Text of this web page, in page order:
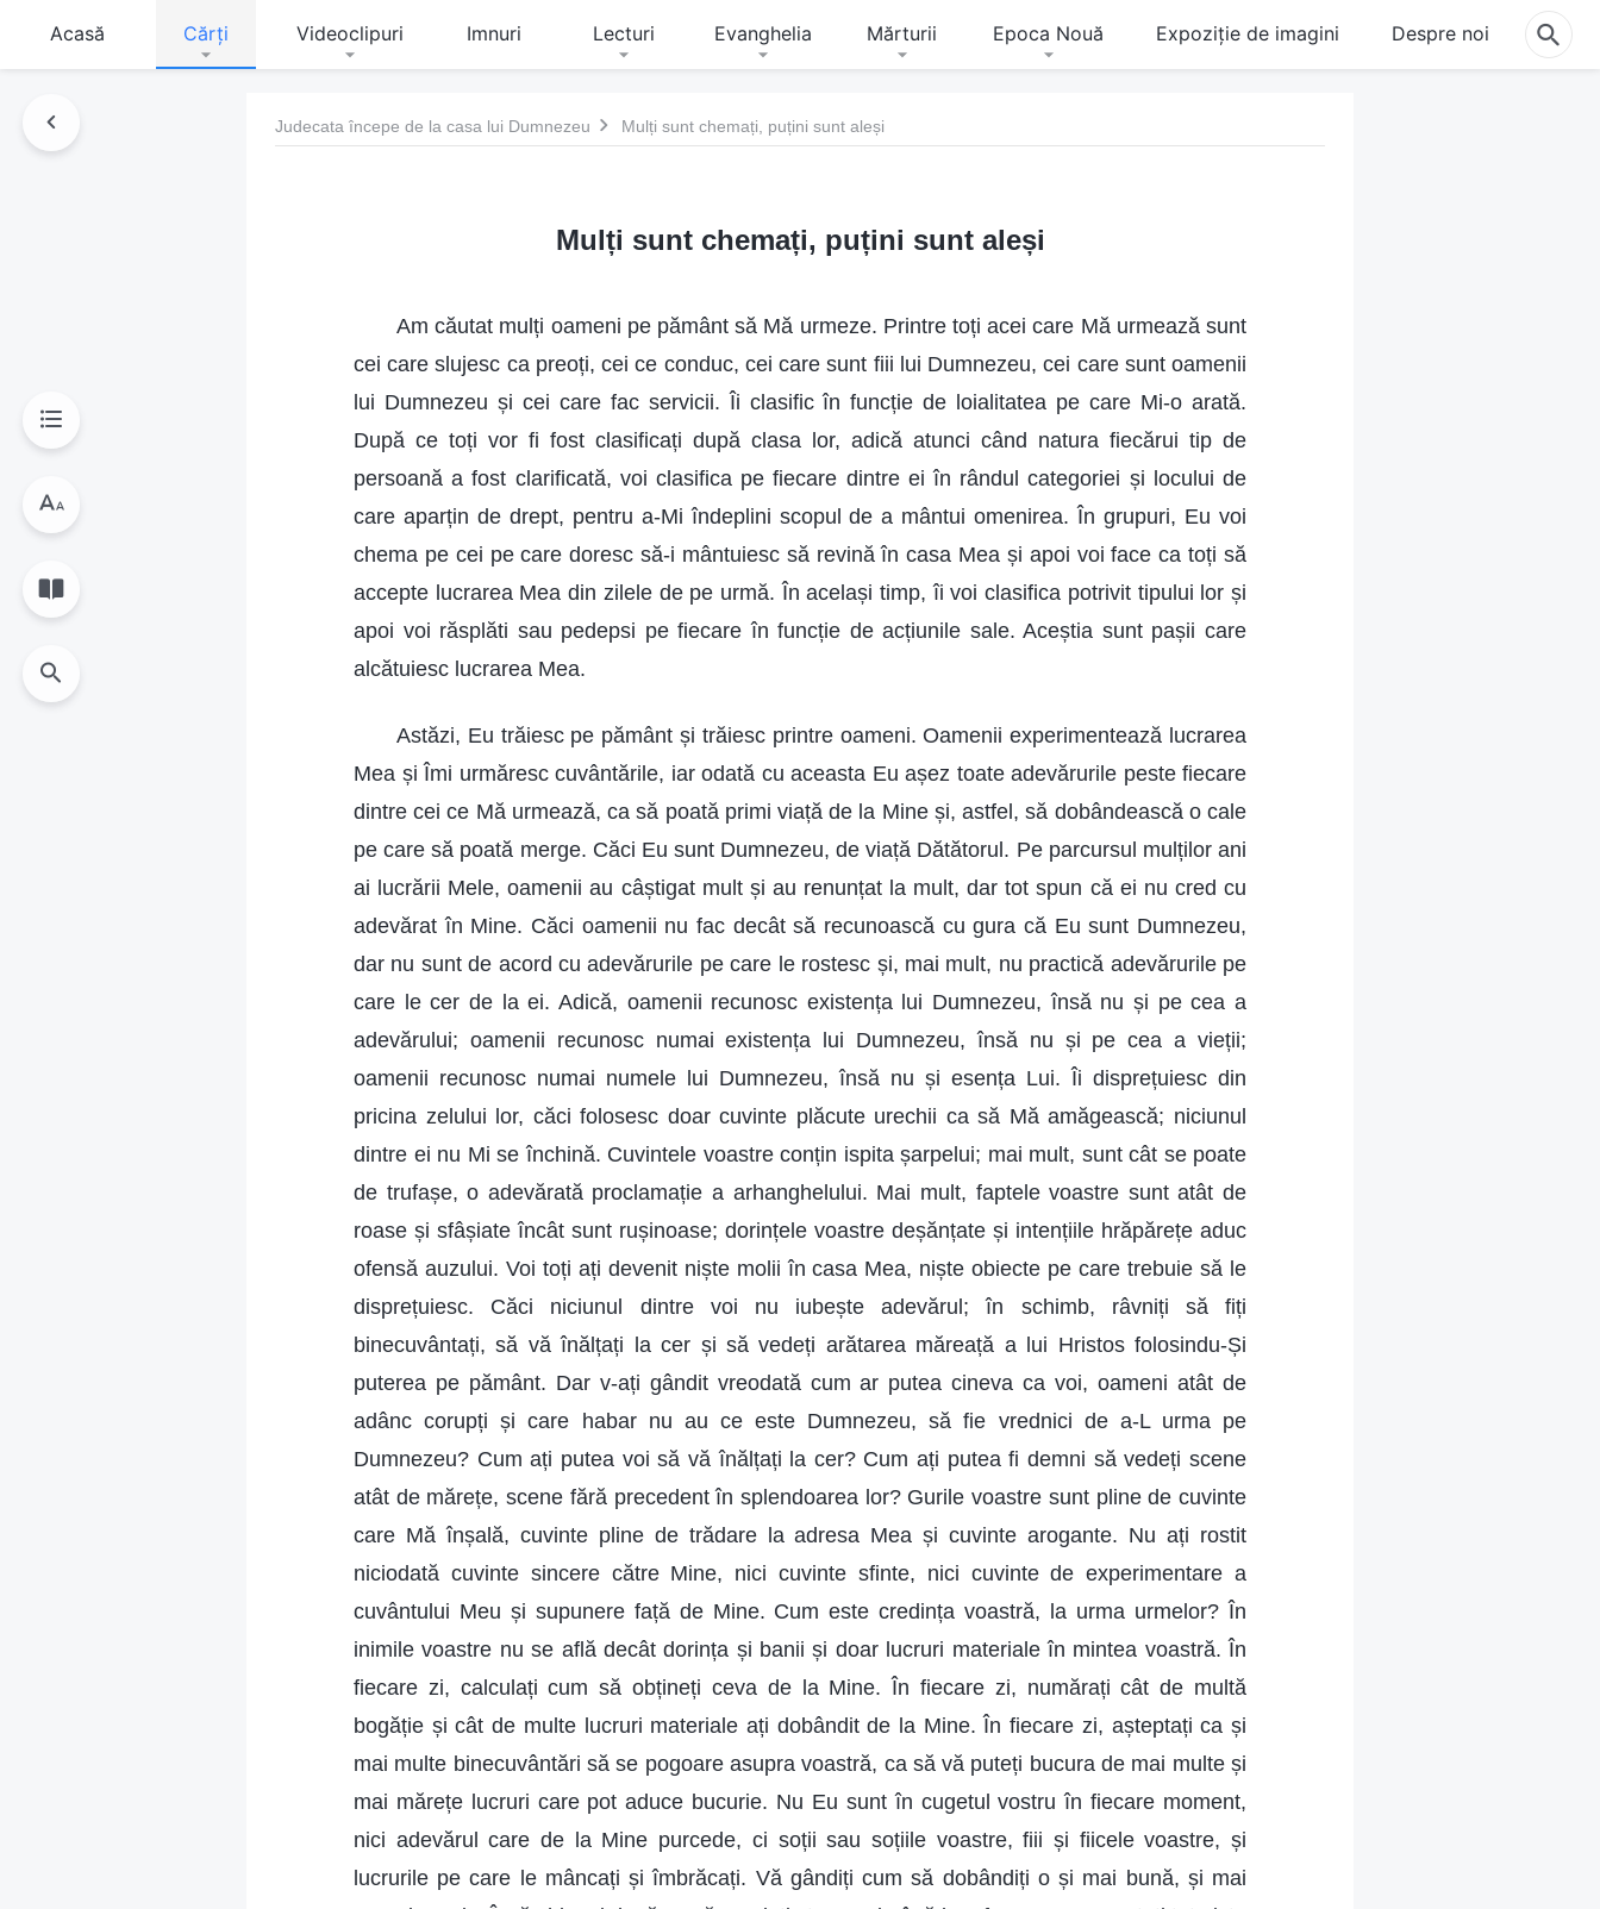
Acasă Cărți Videoclipuri Imnuri Lecturi Evanghelia Mărturii Epoca Nouă Expoziție de imagini Despre noi
Judecata începe de la casa lui Dumnezeu Mulți sunt chemați, puțini sunt aleși
Mulți sunt chemați, puțini sunt aleși
Am căutat mulți oameni pe pământ să Mă urmeze. Printre toți acei care Mă urmează sunt
cei care slujesc ca preoți, cei ce conduc, cei care sunt fiii lui Dumnezeu, cei care sunt oamenii
lui Dumnezeu și cei care fac servicii. Îi clasific în funcție de loialitatea pe care Mi-o arată.
După ce toți vor fi fost clasificați după clasa lor, adică atunci când natura fiecărui tip de
persoană a fost clarificată, voi clasifica pe fiecare dintre ei în rândul categoriei și locului de
care aparțin de drept, pentru a-Mi îndeplini scopul de a mântui omenirea. În grupuri, Eu voi
chema pe cei pe care doresc să-i mântuiesc să revină în casa Mea și apoi voi face ca toți să
accepte lucrarea Mea din zilele de pe urmă. În același timp, îi voi clasifica potrivit tipului lor și
apoi voi răsplăti sau pedepsi pe fiecare în funcție de acțiunile sale. Aceștia sunt pașii care
alcătuiesc lucrarea Mea.
Astăzi, Eu trăiesc pe pământ și trăiesc printre oameni. Oamenii experimentează lucrarea
Mea și Îmi urmăresc cuvântările, iar odată cu aceasta Eu așez toate adevărurile peste fiecare
dintre cei ce Mă urmează, ca să poată primi viață de la Mine și, astfel, să dobândească o cale
pe care să poată merge. Căci Eu sunt Dumnezeu, de viață Dătătorul. Pe parcursul mulților ani
ai lucrării Mele, oamenii au câștigat mult și au renunțat la mult, dar tot spun că ei nu cred cu
adevărat în Mine. Căci oamenii nu fac decât să recunoască cu gura că Eu sunt Dumnezeu,
dar nu sunt de acord cu adevărurile pe care le rostesc și, mai mult, nu practică adevărurile pe
care le cer de la ei. Adică, oamenii recunosc existența lui Dumnezeu, însă nu și pe cea a
adevărului; oamenii recunosc numai existența lui Dumnezeu, însă nu și pe cea a vieții;
oamenii recunosc numai numele lui Dumnezeu, însă nu și esența Lui. Îi disprețuiesc din
pricina zelului lor, căci folosesc doar cuvinte plăcute urechii ca să Mă amăgească; niciunul
dintre ei nu Mi se închină. Cuvintele voastre conțin ispita șarpelui; mai mult, sunt cât se poate
de trufașe, o adevărată proclamație a arhanghelului. Mai mult, faptele voastre sunt atât de
roase și sfâșiate încât sunt rușinoase; dorințele voastre deșănțate și intențiile hrăpărețe aduc
ofensă auzului. Voi toți ați devenit niște molii în casa Mea, niște obiecte pe care trebuie să le
disprețuiesc. Căci niciunul dintre voi nu iubește adevărul; în schimb, râvniți să fiți
binecuvântați, să vă înălțați la cer și să vedeți arătarea măreață a lui Hristos folosindu-Și
puterea pe pământ. Dar v-ați gândit vreodată cum ar putea cineva ca voi, oameni atât de
adânc corupți și care habar nu au ce este Dumnezeu, să fie vrednici de a-L urma pe
Dumnezeu? Cum ați putea voi să vă înălțați la cer? Cum ați putea fi demni să vedeți scene
atât de mărețe, scene fără precedent în splendoarea lor? Gurile voastre sunt pline de cuvinte
care Mă înșală, cuvinte pline de trădare la adresa Mea și cuvinte arogante. Nu ați rostit
niciodată cuvinte sincere către Mine, nici cuvinte sfinte, nici cuvinte de experimentare a
cuvântului Meu și supunere față de Mine. Cum este credința voastră, la urma urmelor? În
inimile voastre nu se află decât dorința și banii și doar lucruri materiale în mintea voastră. În
fiecare zi, calculați cum să obțineți ceva de la Mine. În fiecare zi, numărați cât de multă
bogăție și cât de multe lucruri materiale ați dobândit de la Mine. În fiecare zi, așteptați ca și
mai multe binecuvântări să se pogoare asupra voastră, ca să vă puteți bucura de mai multe și
mai mărețe lucruri care pot aduce bucurie. Nu Eu sunt în cugetul vostru în fiecare moment,
nici adevărul care de la Mine purcede, ci soții sau soțiile voastre, fiii și fiicele voastre, și
lucrurile pe care le mâncați și îmbrăcați. Vă gândiți cum să dobândiți o și mai bună, și mai